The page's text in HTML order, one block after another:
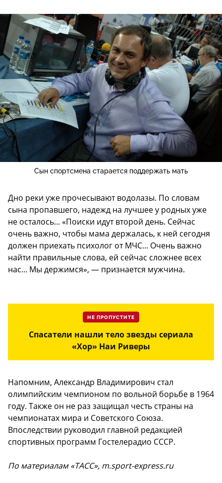
Сын спортсмена старается поддержать мать
Дно реки уже прочесывают водолазы. По словам
сына пропавшего, надежд на лучшее у родных уже
не осталось... «Поиски идут второй день. Сейчас
очень важно, чтобы мама держалась, к ней сегодня
должен приехать психолог от МЧС... Очень важно
найти правильные слова, ей сейчас сложнее всех
нас... Мы держимся», — признается мужчина.
НЕ ПРОПУСТИТЕ
Спасатели нашли тело звезды сериала
«Хор» Наи Риверы
Напомним, Александр Владимирович стал
олимпийским чемпионом по вольной борьбе в 1964
году. Также он не раз защищал честь страны на
чемпионатах мира и Советского Союза.
Впоследствии руководил главной редакцией
спортивных программ Гостелерадио СССР.
По материалам «ТАСС», m.sport-express.ru